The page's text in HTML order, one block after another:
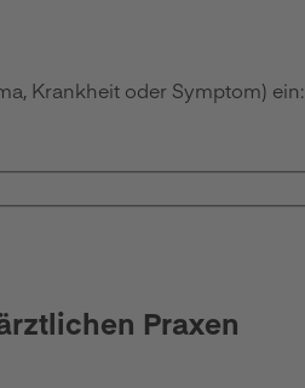
Krankheit oder Symptom) ein:
Praxen